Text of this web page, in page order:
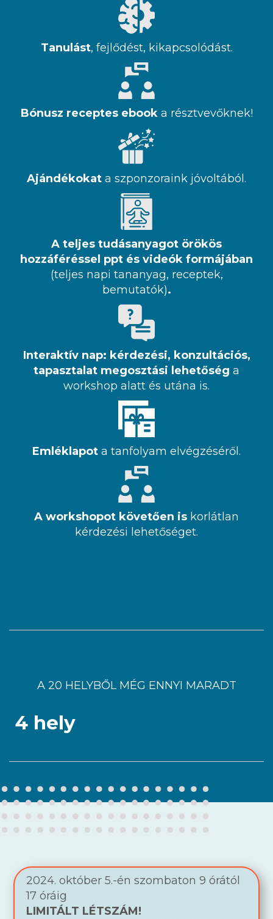
Tanulást, fejlődést, kikapcsolódást.
Bónusz receptes ebook a résztvevőknek!
Ajándékokat a szponzoraink jóvoltából.
A teljes tudásanyagot örökös
hozzáféréssel ppt és videók formájában
(teljes napi tananyag, receptek,
bemutatók).
Interaktív nap: kérdezési, konzultációs,
tapasztalat megosztási lehetőség a
workshop alatt és utána is.
Emléklapot a tanfolyam elvégzéséről.
A workshopot követően is korlátlan
kérdezési lehetőséget.
A 20 HELYBŐL MÉG ENNYI MARADT
4 hely
2024. október 5.-én szombaton 9 órától
17 óráig
LIMITÁLT LÉTSZÁM!